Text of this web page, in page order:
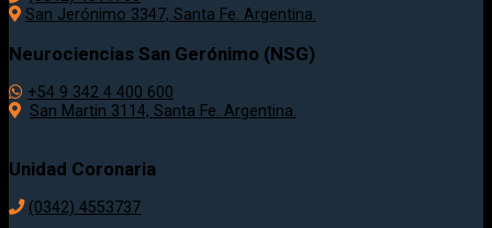
San Jerónimo 3347, Santa Fe. Argentina.
Neurociencias San Gerónimo (NSG)
+54 9 342 4 400 600
San Martin 3114, Santa Fe. Argentina.
Unidad Coronaria
(0342) 4553737